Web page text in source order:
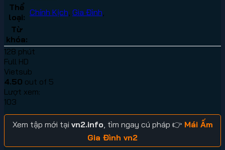
Thể
loại: Chính Kịch Gia Đình
Từ
khóa:
128 phút
Full HD
Vietsub
4.50 out of 5
Lượt xem:
103
Xem tập mới tại vn2.info, tìm ngay cú pháp 👉 Mái Ấm
Gia Đình vn2